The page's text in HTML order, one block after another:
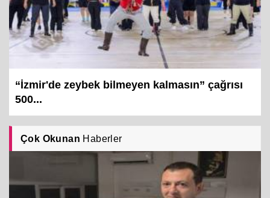
“İzmir'de zeybek bilmeyen kalmasın” çağrısı
500...
Çok Okunan Haberler